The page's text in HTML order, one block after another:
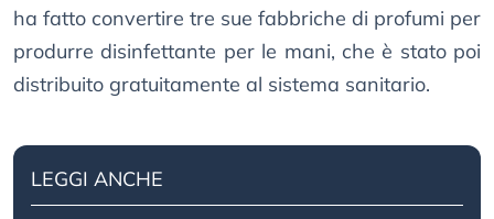
ha fatto convertire tre sue fabbriche di profumi per
produrre disinfettante per le mani, che è stato poi
distribuito gratuitamente al sistema sanitario.
LEGGI ANCHE